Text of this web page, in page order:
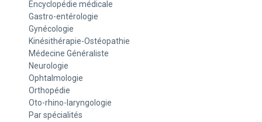
Encyclopédie médicale
Gastro-entérologie
Gynécologie
Kinésithérapie-Ostéopathie
Médecine Généraliste
Neurologie
Ophtalmologie
Orthopédie
Oto-rhino-laryngologie
Par spécialités